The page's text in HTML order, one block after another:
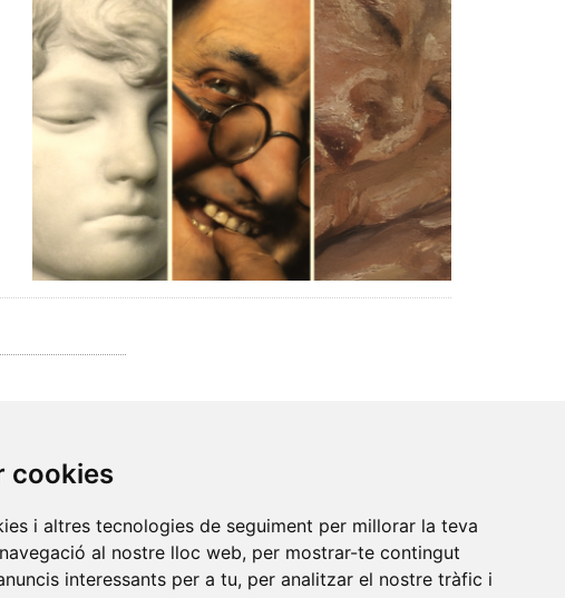
cookies
i altres tecnologies de seguiment per millorar la teva
al nostre lloc web, per mostrar-te contingut
interessants per a tu, per analitzar el nostre tràfic i